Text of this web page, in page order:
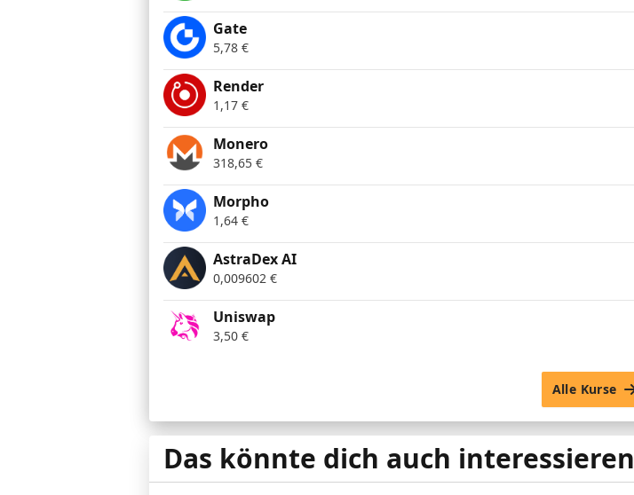
Gate
5,78 €
Render
1,17 €
Monero
318,65 €
Morpho
1,64 €
AstraDex AI
0,009602 €
Uniswap
3,50 €
Alle Kurse
Das könnte dich auch interessieren